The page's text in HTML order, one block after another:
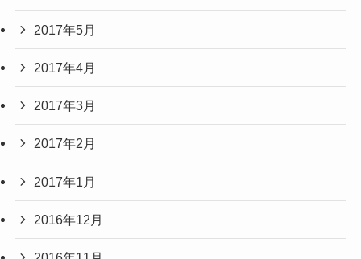
2017年5月
2017年4月
2017年3月
2017年2月
2017年1月
2016年12月